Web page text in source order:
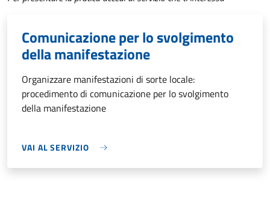
Comunicazione per lo svolgimento
della manifestazione
Organizzare manifestazioni di sorte locale:
procedimento di comunicazione per lo svolgimento
della manifestazione
VAI AL SERVIZIO